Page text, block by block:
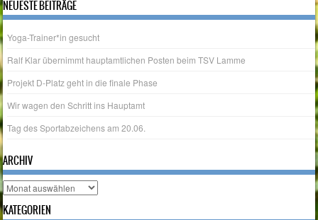
NEUESTE BEITRÄGE
Yoga-Trainer*in gesucht
Ralf Klar übernimmt hauptamtlichen Posten beim TSV Lamme
Projekt D-Platz geht in die finale Phase
Wir wagen den Schritt ins Hauptamt
Tag des Sportabzeichens am 20.06.
ARCHIV
Archiv
KATEGORIEN